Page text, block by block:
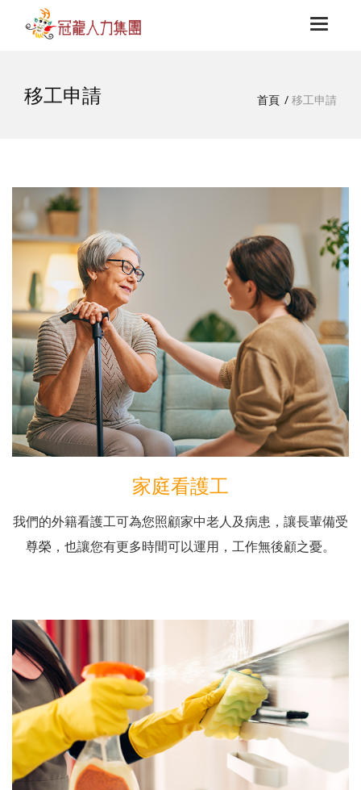
Toggle
移工申請 首頁 移工申請
家庭看護工
我們的外籍看護工可為您照顧家中老人及病患，讓長輩備受
尊榮，也讓您有更多時間可以運用，工作無後顧之憂。